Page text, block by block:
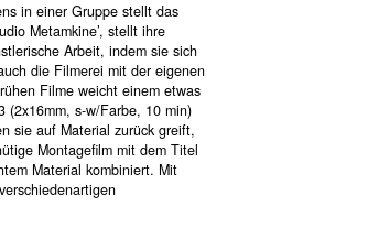
in einer Gruppe stellt das
Metamkine’, stellt ihre
Arbeit, indem sie sich
die Filmerei mit der eigenen
Filme weicht einem etwas
(2x16mm, s-w/Farbe, 10 min)
sie auf Material zurück greift,
Montagefilm mit dem Titel
Material kombiniert. Mit